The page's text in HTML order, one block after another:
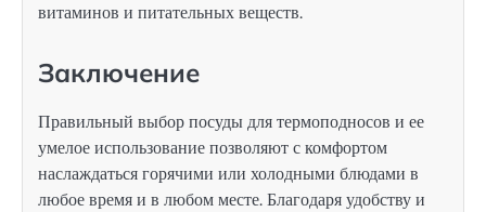
витаминов и питательных веществ.
Заключение
Правильный выбор посуды для термоподносов и ее
умелое использование позволяют с комфортом
наслаждаться горячими или холодными блюдами в
любое время и в любом месте. Благодаря удобству и